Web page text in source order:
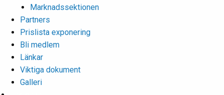
Marknadssektionen
Partners
Prislista exponering
Bli medlem
Länkar
Viktiga dokument
Galleri